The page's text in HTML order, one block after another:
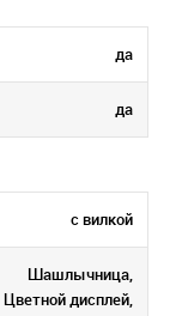
да
да
с вилкой
Шашлычница,
Цветной дисплей,